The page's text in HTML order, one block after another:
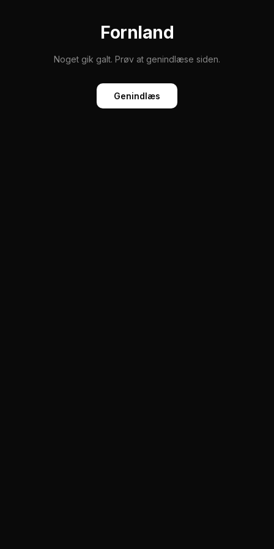
Fornland
Noget gik galt. Prøv at genindlæse siden.
Genindlæs